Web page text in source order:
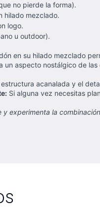
no pierde la forma).
hilado mezclado.
logo.
u outdoor).
en su hilado mezclado
un aspecto nostálgico de
acanalada y el
Si alguna vez necesitas
y experimenta la